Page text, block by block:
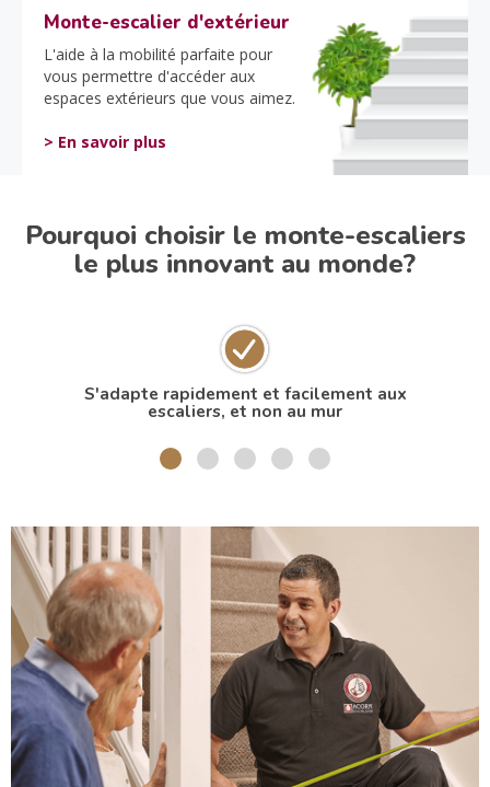
Monte-escalier d'extérieur
L'aide à la mobilité parfaite pour
vous permettre d'accéder aux
espaces extérieurs que vous aimez.
> En savoir plus
Pourquoi choisir le monte-escaliers
le plus innovant au monde?
S'adapte rapidement et facilement aux
escaliers, et non au mur